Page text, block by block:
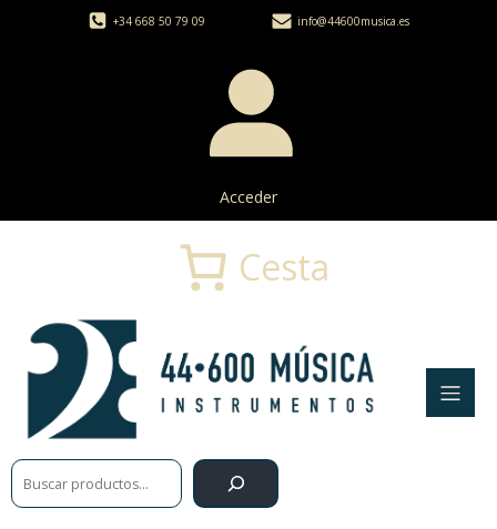
+34 668 50 79 09 info@44600musica.es
Acceder
Buscar
Cesta